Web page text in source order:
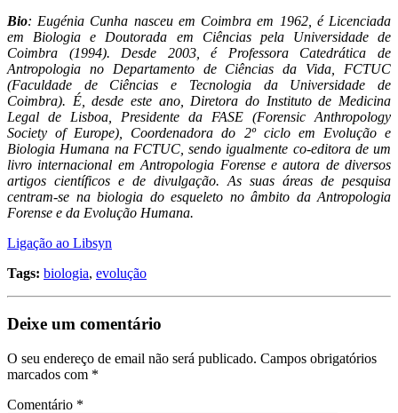
Bio: Eugénia Cunha nasceu em Coimbra em 1962, é Licenciada
em Biologia e Doutorada em Ciências pela Universidade de
Coimbra (1994). Desde 2003, é Professora Catedrática de
Antropologia no Departamento de Ciências da Vida, FCTUC
(Faculdade de Ciências e Tecnologia da Universidade de
Coimbra). É, desde este ano, Diretora do Instituto de Medicina
Legal de Lisboa, Presidente da FASE (Forensic Anthropology
Society of Europe), Coordenadora do 2º ciclo em Evolução e
Biologia Humana na FCTUC, sendo igualmente co-editora de um
livro internacional em Antropologia Forense e autora de diversos
artigos científicos e de divulgação. As suas áreas de pesquisa
centram-se na biologia do esqueleto no âmbito da Antropologia
Forense e da Evolução Humana.
Ligação ao Libsyn
Tags: biologia, evolução
Deixe um comentário
O seu endereço de email não será publicado. Campos obrigatórios
marcados com *
Comentário *